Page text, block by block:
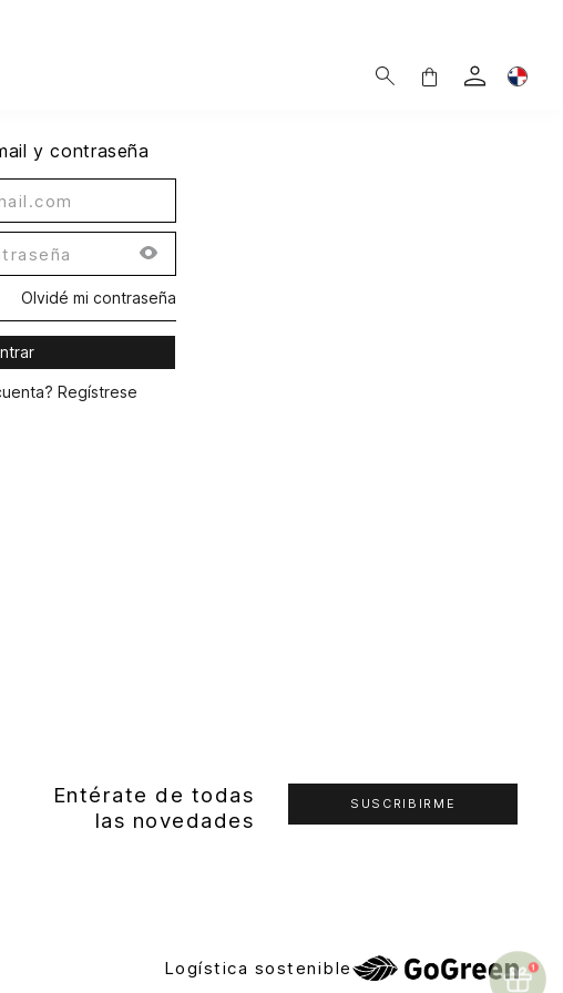
y contraseña
Olvidé mi contraseña
Regístrese
Entérate de todas
las novedades
SUSCRIBIRME
Logística sostenible